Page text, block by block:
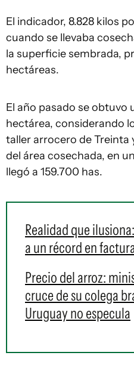
El indicador, 8.828 kilos
cuando se llevaba
la superficie sembrada,
hectáreas.
El año pasado se obtuvo
hectárea, considerando
taller arrocero de Treinta
del área cosechada, en
llegó a 159.700 has.
Realidad que
a un récord en
Precio del arroz:
cruce de su colega
Uruguay no especula